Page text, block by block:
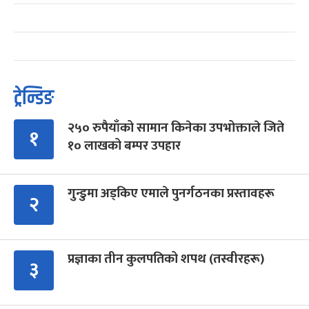
ट्रेन्डिङ
१
२५० रुपैयाँको सामान किनेका उपभोक्ताले जिते
१० लाखको बम्पर उपहार
२ गुन्डुमा अड्किए एमाले पुनर्गठनका प्रस्तावहरू
३ प्रज्ञाका तीन कुलपतिको शपथ (तस्वीरहरू)